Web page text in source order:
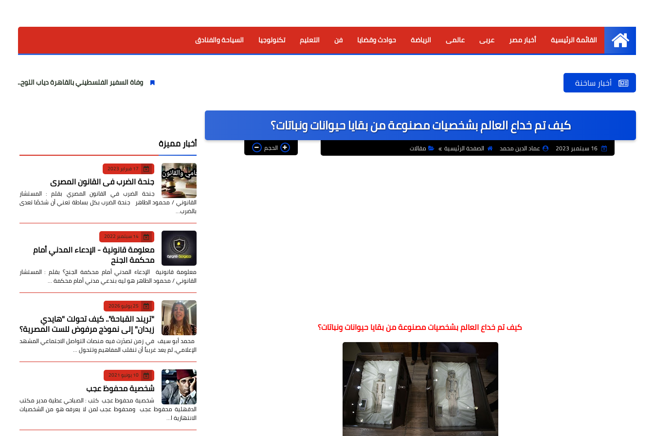
الرئيسية
القائمة الرئيسية أخبار مصر عربى عالمى الرياضة حوادث وقضايا فن التعليم تكنولوجيا السياحة والفنادق
أخبار ساخنة وفاة السفير الفلسطيني بالقاهرة دياب اللوح.. مسيرة وطنية
كيف تم خداع العالم بشخصيات مصنوعة من بقايا حيوانات ونباتات؟
16 سبتمبر 2023 عماد الدين محمد الصفحة الرئيسية مقالات الحجم
كيف تم خداع العالم بشخصيات مصنوعة من بقايا حيوانات ونباتات؟
أخبار مميزة
17 فبراير 2023
جنحة الضرب في القانون المصري
جنحة الضرب في القانون المصري بقلم : المستشار
القانوني / محمود الطاهر جنحة الضرب بكل بساطة تعني أن شخصًا تعدى
بالضرب…
14 سبتمبر 2022
معلومة قانونية - الإدعاء المدني أمام
محكمة الجنح
معلومة قانونية الإدعاء المدني أمام محكمة الجنح؟ بقلم : المستشار
القانوني / محمود الطاهر هو ليه بندعي مدني أمام محكمة …
25 يوليو 2026
​"تريند القباحة".. كيف تحولت "هايدي
زيدان" إلى نموذج مرفوض للست المصرية؟
​ محمد أبو سيف ​في زمن تصدّرت فيه منصات التواصل الاجتماعي المشهد
الإعلامي، لم يعد غريباً أن تنقلب المفاهيم وتتحول …
10 يونيو 2021
شخصية محفوظ عجب
شخصية محفوظ عجب كتب : الصباحي عطية مدير مكتب
الدقهلية محفوظ عجب ومحفوظ عجب لمن لا يعرفه هو من الشخصيات
الانتهازية ا…